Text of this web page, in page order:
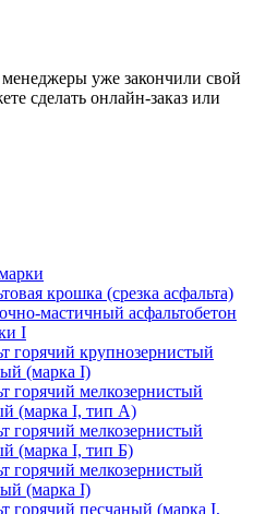
уже закончили свой
сделать онлайн-заказ или
крошка (срезка асфальта)
мастичный асфальтобетон
I
горячий крупнозернистый
(марка I)
горячий мелкозернистый
(марка I, тип А)
горячий мелкозернистый
(марка I, тип Б)
горячий мелкозернистый
(марка I)
горячий песчаный (марка I,